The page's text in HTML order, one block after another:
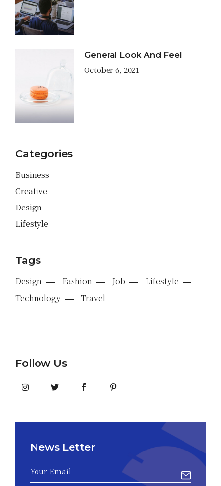
General Look And Feel
October 6, 2021
Categories
Business
Creative
Design
Lifestyle
Tags
Design Fashion Job
Lifestyle
Technology
Travel
Follow Us
News Letter